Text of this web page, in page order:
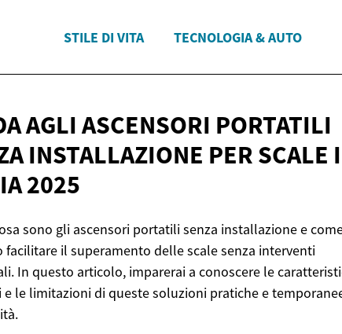
STILE DI VITA TECNOLOGIA & AUTO
AGLI ASCENSORI PORTATILI
INSTALLAZIONE PER SCALE
2025
sono gli ascensori portatili senza installazione e
facilitare il superamento delle scale senza interventi
In questo articolo, imparerai a conoscere le
e le limitazioni di queste soluzioni pratiche e